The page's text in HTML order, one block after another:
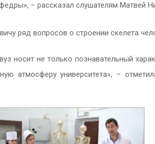
– рассказал слушателям Матвей
ряд вопросов о строении скелета
носит не только познавательный
атмосферу университета», –